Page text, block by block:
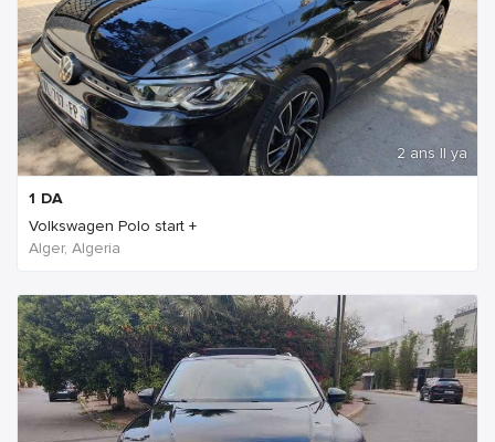
2 ans Il ya
1 DA
Volkswagen Polo start +
Alger, Algeria